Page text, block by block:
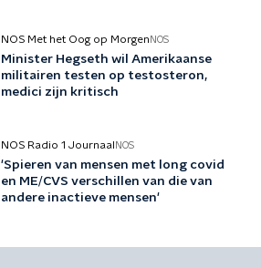
NOS Met het Oog op Morgen NOS
Minister Hegseth wil Amerikaanse
militairen testen op testosteron,
medici zijn kritisch
NOS Radio 1 Journaal NOS
'Spieren van mensen met long covid
en ME/CVS verschillen van die van
andere inactieve mensen'